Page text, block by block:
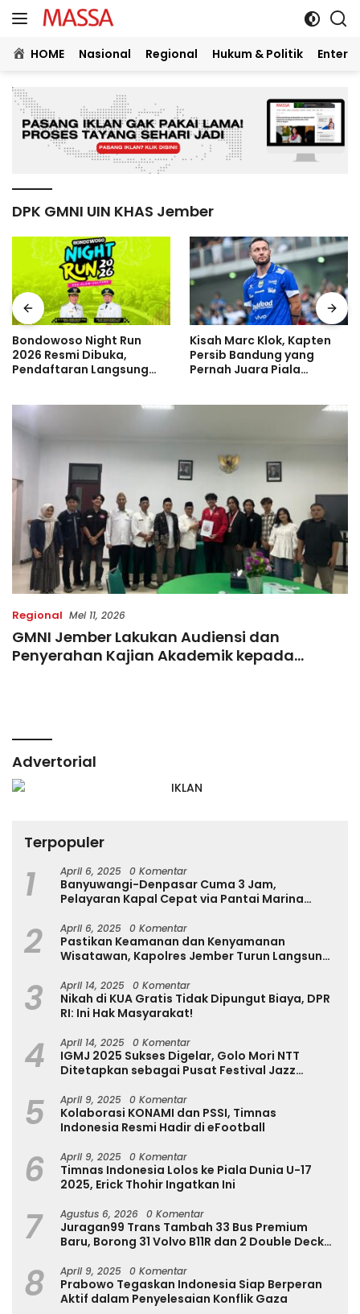
Langsung
ke
konten
HOME Nasional Regional Hukum & Politik
DPK GMNI UIN KHAS Jember
Bondowoso Night Run
2026 Resmi Dibuka,
Pendaftaran Langsung
Kisah Marc Klok, Kapten
Persib Bandung yang
Pernah Juara Piala
Regional Mei 11, 2026
GMNI Jember Lakukan Audiensi dan
Penyerahan Kajian Akademik kepada
Advertorial
Terpopuler
1 April 6, 2025 0 Komentar
Banyuwangi-Denpasar Cuma 3 Jam,
Pelayaran Kapal Cepat via Pantai Marina
2 April 6, 2025 0 Komentar
Pastikan Keamanan dan Kenyamanan
Wisatawan, Kapolres Jember Turun Langsung
3 April 14, 2025 0 Komentar
Nikah di KUA Gratis Tidak Dipungut Biaya, DPR
RI: Ini Hak Masyarakat!
4 April 14, 2025 0 Komentar
IGMJ 2025 Sukses Digelar, Golo Mori NTT
Ditetapkan sebagai Pusat Festival Jazz
5 April 9, 2025 0 Komentar
Kolaborasi KONAMI dan PSSI, Timnas
Indonesia Resmi Hadir di eFootball
6 April 9, 2025 0 Komentar
Timnas Indonesia Lolos ke Piala Dunia U-17
2025, Erick Thohir Ingatkan Ini
7 Agustus 6, 2026 0 Komentar
Juragan99 Trans Tambah 33 Bus Premium
Baru, Borong 31 Volvo B11R dan 2 Double Decker
8 April 9, 2025 0 Komentar
Prabowo Tegaskan Indonesia Siap Berperan
Aktif dalam Penyelesaian Konflik Gaza